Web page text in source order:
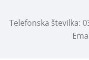
Telefonska številka: